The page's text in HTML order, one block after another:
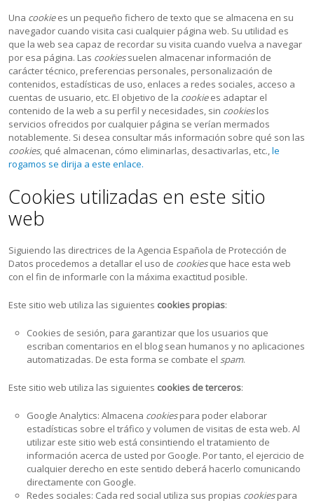
Una cookiees un pequeño fichero de texto que se almacena en su
navegador cuando visita casi cualquier página web. Su utilidad es
que la web sea capaz de recordar su visita cuando vuelva a navegar
por esa página. Las cookiessuelen almacenar información de
carácter técnico, preferencias personales, personalización de
contenidos, estadísticas de uso, enlaces a redes sociales, acceso a
cuentas de usuario, etc. El objetivo de la cookiees adaptar el
contenido de la web a su perfil y necesidades, sin cookieslos
servicios ofrecidos por cualquier página se verían mermados
notablemente. Si desea consultar más información sobre qué son las
cookies, qué almacenan, cómo eliminarlas, desactivarlas, etc.,le
rogamos se dirija a este enlace.
Cookies utilizadas en este sitio
web
Siguiendo las directrices de la Agencia Española de Protección de
Datos procedemos a detallar el uso de cookiesque hace esta web
con el fin de informarle con la máxima exactitud posible.
Este sitio web utiliza las siguientes cookies propias:
Cookies de sesión, para garantizar que los usuarios que
escriban comentarios en el blog sean humanos y no aplicaciones
automatizadas. De esta forma se combate el spam.
Este sitio web utiliza las siguientes cookies de terceros:
Google Analytics: Almacena cookiespara poder elaborar
estadísticas sobre el tráfico y volumen de visitas de esta web. Al
utilizar este sitio web está consintiendo el tratamiento de
información acerca de usted por Google. Por tanto, el ejercicio de
cualquier derecho en este sentido deberá hacerlo comunicando
directamente con Google.
Redes sociales: Cada red social utiliza sus propias cookiespara